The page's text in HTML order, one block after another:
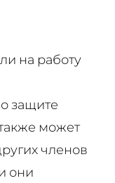
на работу
защите
может
членов
они